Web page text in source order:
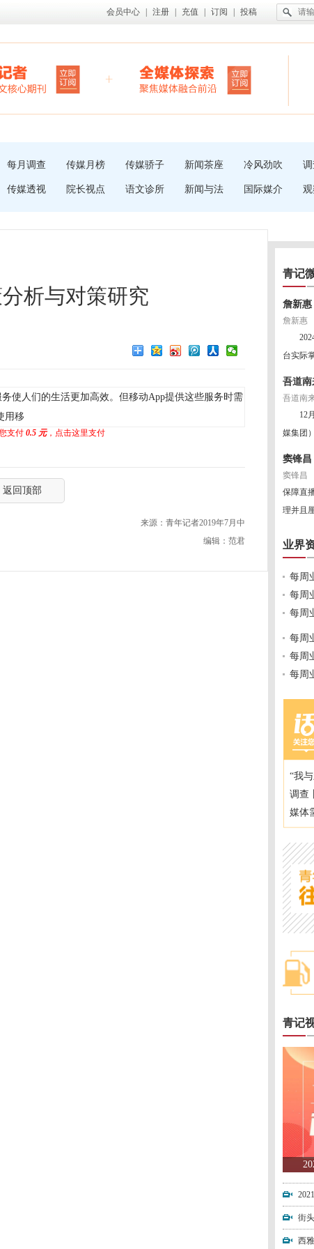
会员中心 注册 充值 订阅 投稿
每月调查 传媒月榜 传媒骄子 新闻茶座 冷风劲吹
传媒透视 院长视点 语文诊所 新闻与法 国际媒介
析与对策研究
人们的生活更加高效。但移动App提供这些服务时需
用移
支付 0.5 元，点击这里支付
返回顶部
来源：青年记者2019年7月中
编辑：范君
青记
詹新惠
詹新惠
2024
台实际
吾道南
吾道南
12月
媒集团
窦锋昌
窦锋昌
保障直
理并且
业界
每周
每周
每周
每周
每周
每周
“我
调查
媒体
青记
街
西